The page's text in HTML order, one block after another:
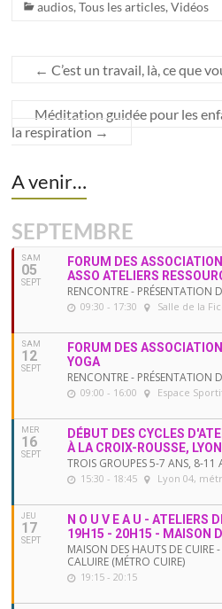
audios,Tous les articles,Vidéos
← C’est un travail, là, ce que
Méditation guidée pour les
la respiration →
A venir…
SEPTEMBRE
SAM
05
SEPT
FORUM DES
ASSO ATELIERS
RENCONTRE - PRÉSENTATION
09:30 - 17:30 Salle de la
SAM
12
SEPT
FORUM DES
YOGA
RENCONTRE - PRÉSENTATION
09:00 - 16:00 Espace
MER
16
SEPT
DÉBUT DES CYCLES
À LA CROIX-ROUSSE,
TROIS GROUPES 5-7 ANS, 8-11
15:30 - 18:45 Lyon 04,
JEU
17
SEPT
N O U V E A U - ATELIERS
19H15 - 20H15 - MAISON
MAISON DES HAUTS DE CUIRE
CALUIRE (MÉTRO CUIRE)
19:15 - 20:15